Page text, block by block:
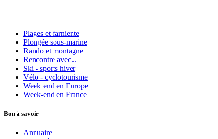
Plages et farniente
Plongée sous-marine
Rando et montagne
Rencontre avec...
Ski - sports hiver
Vélo - cyclotourisme
Week-end en Europe
Week-end en France
Bon à savoir
Annuaire